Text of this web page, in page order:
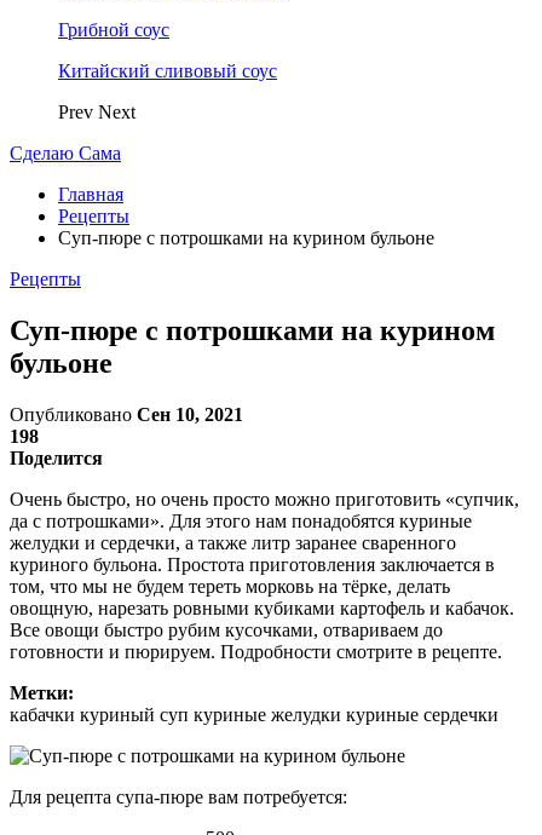
Грибной соус
Китайский сливовый соус
Prev Next
Сделаю Сама
Главная
Рецепты
Суп-пюре с потрошками на курином бульоне
Рецепты
Суп-пюре с потрошками на курином
бульоне
Опубликовано Сен 10, 2021
198
Поделится
Очень быстро, но очень просто можно приготовить «супчик,
да с потрошками». Для этого нам понадобятся куриные
желудки и сердечки, а также литр заранее сваренного
куриного бульона. Простота приготовления заключается в
том, что мы не будем тереть морковь на тёрке, делать
овощную, нарезать ровными кубиками картофель и кабачок.
Все овощи быстро рубим кусочками, отвариваем до
готовности и пюрируем. Подробности смотрите в рецепте.
Метки:
кабачки куриный суп куриные желудки куриные сердечки
Для рецепта супа-пюре вам потребуется: